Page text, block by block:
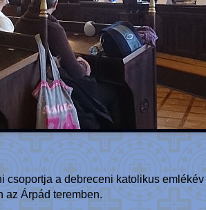
a debreceni katolikus
az Árpád teremben.